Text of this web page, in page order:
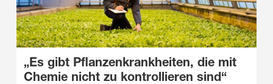
„Es gibt Pflanzenkrankheiten, die mit
Chemie nicht zu kontrollieren sind“